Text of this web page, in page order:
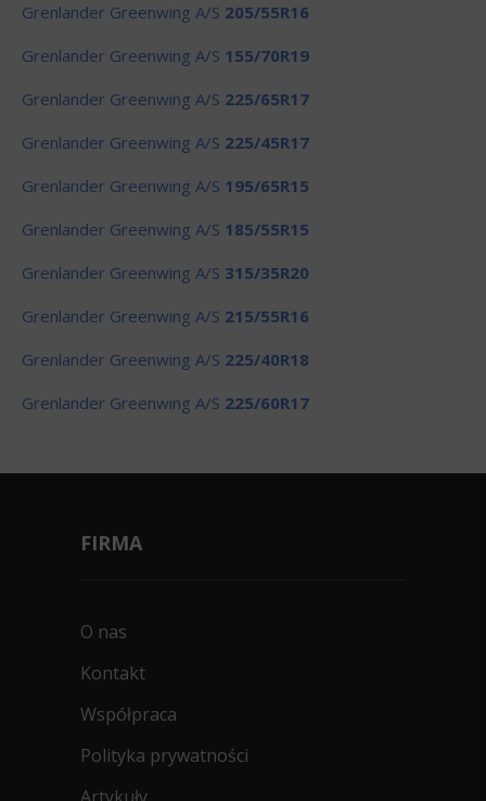
Grenlander Greenwing A/S 205/55R16
Grenlander Greenwing A/S 155/70R19
Grenlander Greenwing A/S 225/65R17
Grenlander Greenwing A/S 225/45R17
Grenlander Greenwing A/S 195/65R15
Grenlander Greenwing A/S 185/55R15
Grenlander Greenwing A/S 315/35R20
Grenlander Greenwing A/S 215/55R16
Grenlander Greenwing A/S 225/40R18
Grenlander Greenwing A/S 225/60R17
FIRMA
O nas
Kontakt
Współpraca
Polityka prywatności